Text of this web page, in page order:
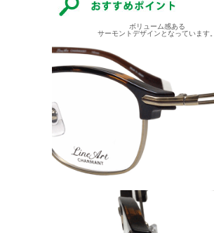
ボリューム感ある
サーモントデザインとなっています。